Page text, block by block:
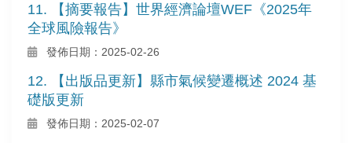
11. 【摘要報告】世界經濟論壇WEF《2025年
全球風險報告》
發佈日期：2025-02-26
12. 【出版品更新】縣市氣候變遷概述 2024 基
礎版更新
發佈日期：2025-02-07